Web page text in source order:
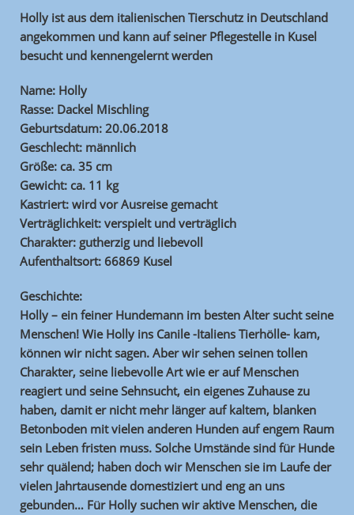
Holly ist aus dem italienischen Tierschutz in Deutschland
angekommen und kann auf seiner Pflegestelle in Kusel
besucht und kennengelernt werden
Name: Holly
Rasse: Dackel Mischling
Geburtsdatum: 20.06.2018
Geschlecht: männlich
Größe: ca. 35 cm
Gewicht: ca. 11 kg
Kastriert: wird vor Ausreise gemacht
Verträglichkeit: verspielt und verträglich
Charakter: gutherzig und liebevoll
Aufenthaltsort: 66869 Kusel
Geschichte:
Holly – ein feiner Hundemann im besten Alter sucht seine
Menschen! Wie Holly ins Canile -Italiens Tierhölle- kam,
können wir nicht sagen. Aber wir sehen seinen tollen
Charakter, seine liebevolle Art wie er auf Menschen
reagiert und seine Sehnsucht, ein eigenes Zuhause zu
haben, damit er nicht mehr länger auf kaltem, blanken
Betonboden mit vielen anderen Hunden auf engem Raum
sein Leben fristen muss. Solche Umstände sind für Hunde
sehr quälend; haben doch wir Menschen sie im Laufe der
vielen Jahrtausende domestiziert und eng an uns
gebunden… Für Holly suchen wir aktive Menschen, die